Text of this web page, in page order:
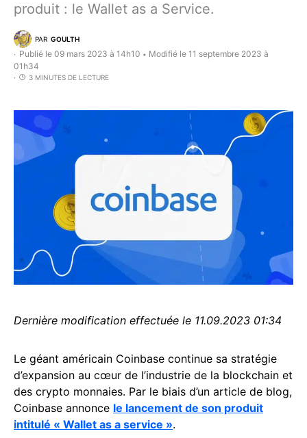
produit : le Wallet as a Service.
PAR GOULTH
Publié le 09 mars 2023 à 14h10 • Modifié le 11 septembre 2023 à
01h34
3 MINUTES DE LECTURE
Dernière modification effectuée le 11.09.2023 01:34
Le géant américain Coinbase continue sa stratégie
d’expansion au cœur de l’industrie de la blockchain et
des crypto monnaies. Par le biais d’un article de blog,
Coinbase annonce le lancement de son produit
intitulé « Wallet as a service ».